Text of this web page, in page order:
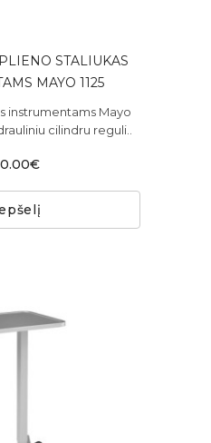
STALIUKAS
MAYO 1125
instrumentams Mayo
cilindru reguli..